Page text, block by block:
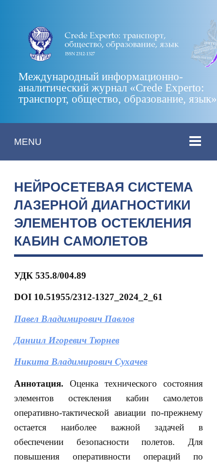
Международный информационно-
аналитический журнал «Crede Experto:
транспорт, общество, образование, язык»
MENU
НЕЙРОСЕТЕВАЯ СИСТЕМА
ЛАЗЕРНОЙ ДИАГНОСТИКИ
ЭЛЕМЕНТОВ ОСТЕКЛЕНИЯ
КАБИН САМОЛЕТОВ
УДК 535.8/004.89
DOI 10.51955/2312-1327_2024_2 _61
Павел Владимирович Павлов
Даниил Игоревич Тюрнев
Никита Владимирович Сухачев
Аннотация. Оценка технического состояния
элементов остекления кабин самолетов
оперативно-тактической авиации по-прежнему
остается наиболее важной задачей в
обеспечении безопасности полетов. Для
повышения оперативности операций по